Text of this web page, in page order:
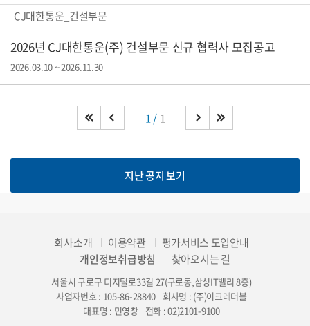
CJ대한통운_건설부문
2026년 CJ대한통운(주) 건설부문 신규 협력사 모집공고
2026.03.10 ~ 2026.11.30
1 1
지난 공지 보기
회사소개 이용약관
평가서비스 도입안내
개인정보취급방침
찾아오시는 길
서울시 구로구 디지털로33길 27(구로동,삼성IT밸리 8층)
사업자번호 : 105-86-28840 회사명 : (주)이크레더블
대표명 : 민영창 전화 : 02)2101-9100